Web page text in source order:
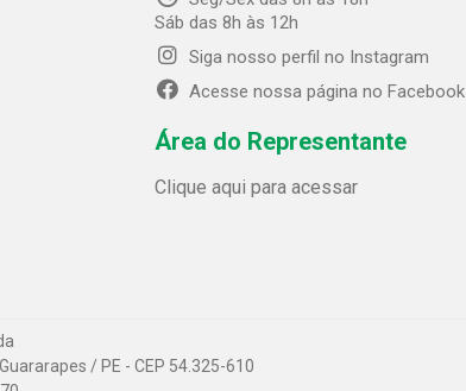
Sáb das 8h às 12h
Siga nosso perfil no Instagram
Acesse nossa página no Facebook
Área do Representante
Clique aqui para acessar
/ PE - CEP 54.325-610